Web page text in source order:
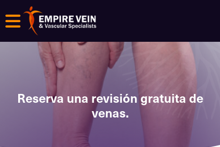
Menú
Reserva una revisión gratuita de
venas.